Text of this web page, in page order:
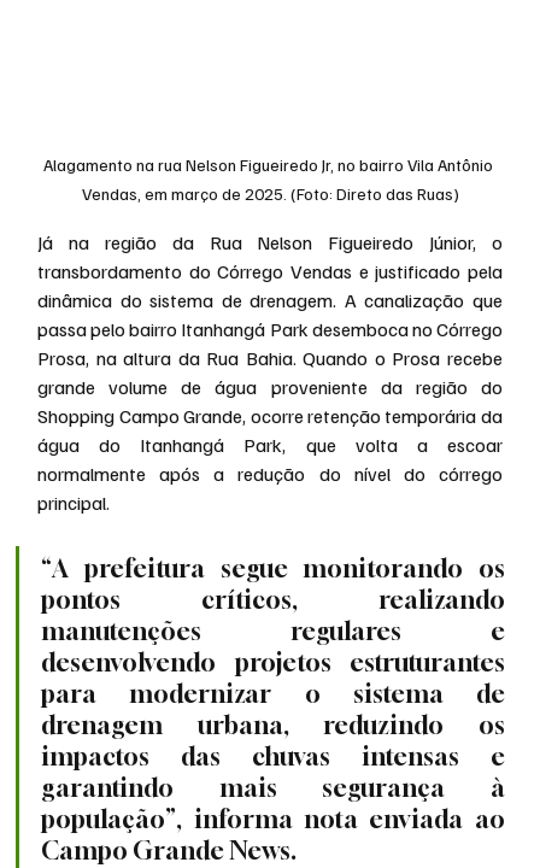
Alagamento na rua Nelson Figueiredo Jr, no bairro Vila Antônio
Vendas, em março de 2025. (Foto: Direto das Ruas)
Já na região da Rua Nelson Figueiredo Júnior, o
transbordamento do Córrego Vendas e justificado pela
dinâmica do sistema de drenagem. A canalização que
passa pelo bairro Itanhangá Park desemboca no Córrego
Prosa, na altura da Rua Bahia. Quando o Prosa recebe
grande volume de água proveniente da região do
Shopping Campo Grande, ocorre retenção temporária da
água do Itanhangá Park, que volta a escoar
normalmente após a redução do nível do córrego
principal.
“A prefeitura segue monitorando os
pontos críticos, realizando
manutenções regulares e
desenvolvendo projetos estruturantes
para modernizar o sistema de
drenagem urbana, reduzindo os
impactos das chuvas intensas e
garantindo mais segurança à
população”, informa nota enviada ao
Campo Grande News.